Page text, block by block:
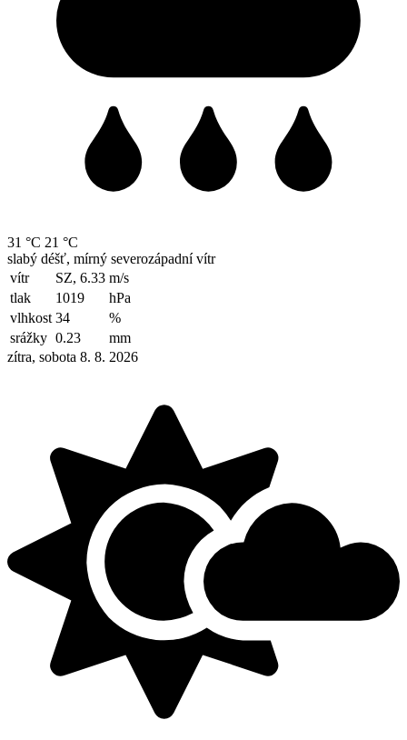
31 °C 21 °C
slabý déšť, mírný severozápadní vítr
vítr
SZ, 6.33 m/s
tlak
1019
hPa
vlhkost 34
%
srážky 0.23
mm
zítra, sobota 8. 8. 2026